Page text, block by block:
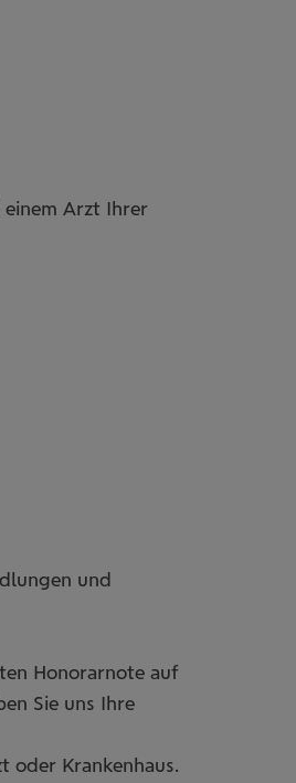
einem Arzt Ihrer
und
Honorarnote auf
Sie uns Ihre
oder Krankenhaus.